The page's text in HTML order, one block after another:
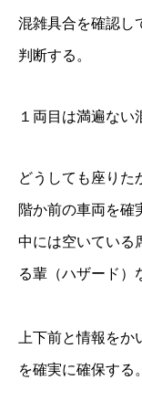
混雑具合を確認し
判断する。
１両目は満遍ない
どうしても座りた
階か前の車両を確
中には空いている
る輩（ハザード）
上下前と情報を
を確実に確保する。